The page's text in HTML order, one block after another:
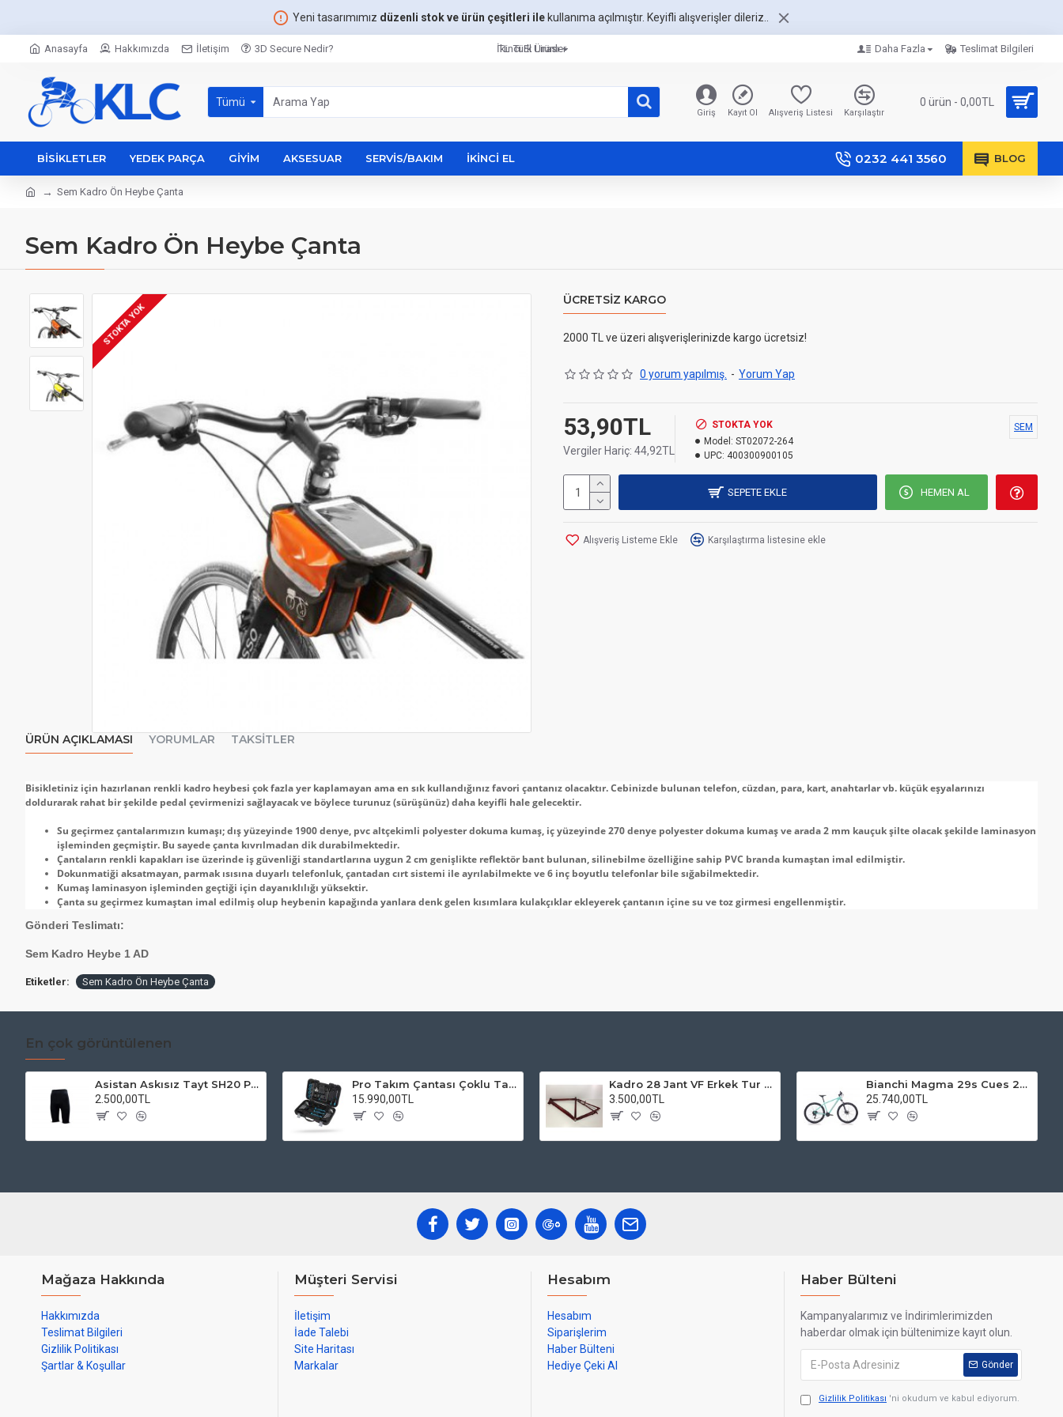
Yeni tasarımımız düzenli stok ve ürün çeşitleri ilekullanıma açılmıştır. Keyifli alışverişler dileriz..
Anasayfa Hakkımızda İletişim 3D Secure Nedir? İkinci El Ürünler
TL Türk Lirası Daha Fazla Teslimat Bilgileri
Tümü
Giriş Kayıt Ol Alışveriş Listesi Karşılaştır
0 ürün - 0,00TL
BISIKLETLER YEDEK PARÇA GIYIM AKSESUAR SERVIS/BAKIM İKINCI EL 0232 441 3560 BLOG
Sem Kadro Ön Heybe Çanta
Sem Kadro Ön Heybe Çanta
STOKTA YOK
ÜCRETSIZ KARGO
2000 TL ve üzeri alışverişlerinizde kargo ücretsiz!
0 yorum yapılmış. - Yorum Yap
53,90TL
Vergiler Hariç: 44,92TL
STOKTA YOK
Model: ST02072-264
UPC: 400300900105
SEM
SEPETE EKLE HEMEN AL
Alışveriş Listeme Ekle Karşılaştırma listesine ekle
ÜRÜN AÇIKLAMASI YORUMLAR TAKSITLER
Bisikletiniz için hazırlanan renkli kadro heybesi çok fazla yer kaplamayan ama en sık kullandığınız favori çantanız olacaktır. Cebinizde bulunan telefon, cüzdan, para, kart, anahtarlar vb. küçük eşyalarınızı
doldurarak rahat bir şekilde pedal çevirmenizi sağlayacak ve böylece turunuz (sürüşünüz) daha keyifli hale gelecektir.
Su geçirmez çantalarımızın kumaşı; dış yüzeyinde 1900 denye, pvc altçekimli polyester dokuma kumaş, iç yüzeyinde 270 denye polyester dokuma kumaş ve arada 2 mm kauçuk şilte olacak şekilde laminasyon
işleminden geçmiştir. Bu sayede çanta kıvrılmadan dik durabilmektedir.
Çantaların renkli kapakları ise üzerinde iş güvenliği standartlarına uygun 2 cm genişlikte reflektör bant bulunan, silinebilme özelliğine sahip PVC branda kumaştan imal edilmiştir.
Dokunmatiği aksatmayan, parmak ısısına duyarlı telefonluk, çantadan cırt sistemi ile ayrılabilmekte ve 6 inç boyutlu telefonlar bile sığabilmektedir.
Kumaş laminasyon işleminden geçtiği için dayanıklılığı yüksektir.
Çanta su geçirmez kumaştan imal edilmiş olup heybenin kapağında yanlara denk gelen kısımlara kulakçıklar ekleyerek çantanın içine su ve toz girmesi engellenmiştir.
Gönderi Teslimatı:
Sem Kadro Heybe 1 AD
Etiketler: Sem Kadro Ön Heybe Çanta
En çok görüntülenen
Asistan Askısız Tayt SH20 Pedli Siyah
2.500,00TL
Pro Takım Çantası Çoklu Tamir Seti
15.990,00TL
Kadro 28 Jant VF Erkek Tur Şehir Bisiklet Uyumlu
3.500,00TL
Bianchi Magma 29s Cues 2x9s Dağ Bisikleti
25.740,00TL
Mağaza Hakkında
Hakkımızda
Teslimat Bilgileri
Gizlilik Politikası
Şartlar & Koşullar
Müşteri Servisi
İletişim
İade Talebi
Site Haritası
Markalar
Hesabım
Hesabım
Siparişlerim
Haber Bülteni
Hediye Çeki Al
Haber Bülteni
Kampanyalarımız ve İndirimlerimizden
haberdar olmak için bültenimize kayıt olun.
Gönder
Gizlilik Politikası 'ni okudum ve kabul ediyorum.